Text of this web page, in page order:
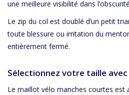
une meilleure visibilité dans
Le zip du col est doublé d’un petit
toute blessure ou irritation du
entièrement fermé.
Sélectionnez votre taille avec
Le maillot vélo manches courtes